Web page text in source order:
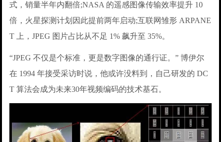
式，销量半年内翻倍;NASA 的遥感图像传输效率提升 10
倍，火星探测计划因此提前两年启动;互联网雏形 ARPANE
T 上，JPEG 图片占比从不足 1% 飙升至 35%。
“JPEG 不仅是个标准，更是数字图像的通行证。” 博伊尔
在 1994 年接受采访时说，他或许没料到，自己研发的 DC
T 算法会成为未来30年视频编码的技术基石。